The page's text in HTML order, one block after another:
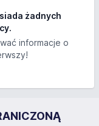
żadnych
informacje o